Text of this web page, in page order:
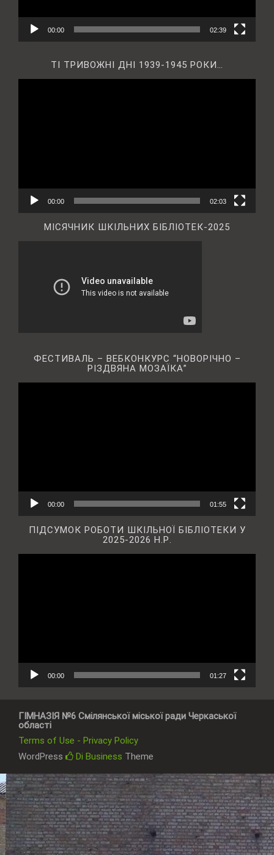
00:00 02:39
ТІ ТРИВОЖНІ ДНІ 1939-1945 РОКИ…
00:00 02:03
МІСЯЧНИК ШКІЛЬНИХ БІБЛІОТЕК-2025
ФЕСТИВАЛЬ – ВЕБКОНКУРС “НОВОРІЧНО –
РІЗДВЯНА МОЗАЇКА”
00:00 01:55
ПІДСУМОК РОБОТИ ШКІЛЬНОЇ БІБЛІОТЕКИ У
2025-2026 Н.Р.
00:00 01:27
ГІМНАЗІЯ №6 Смілянської міської ради Черкаської
області
Terms of Use - Privacy Policy
WordPress
Di Business Theme